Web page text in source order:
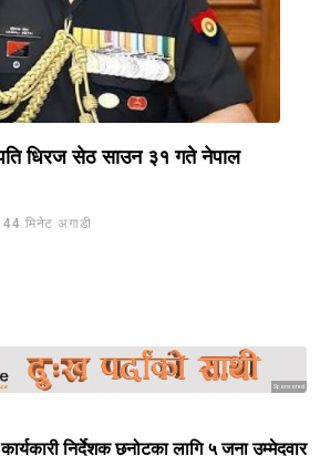
धिरज सेठ साउन ३१ गते नेपाल
44 मिनेट अगाडी
Sponsored
निर्देशक छनोटका लागि ५ जना उम्मेदवार